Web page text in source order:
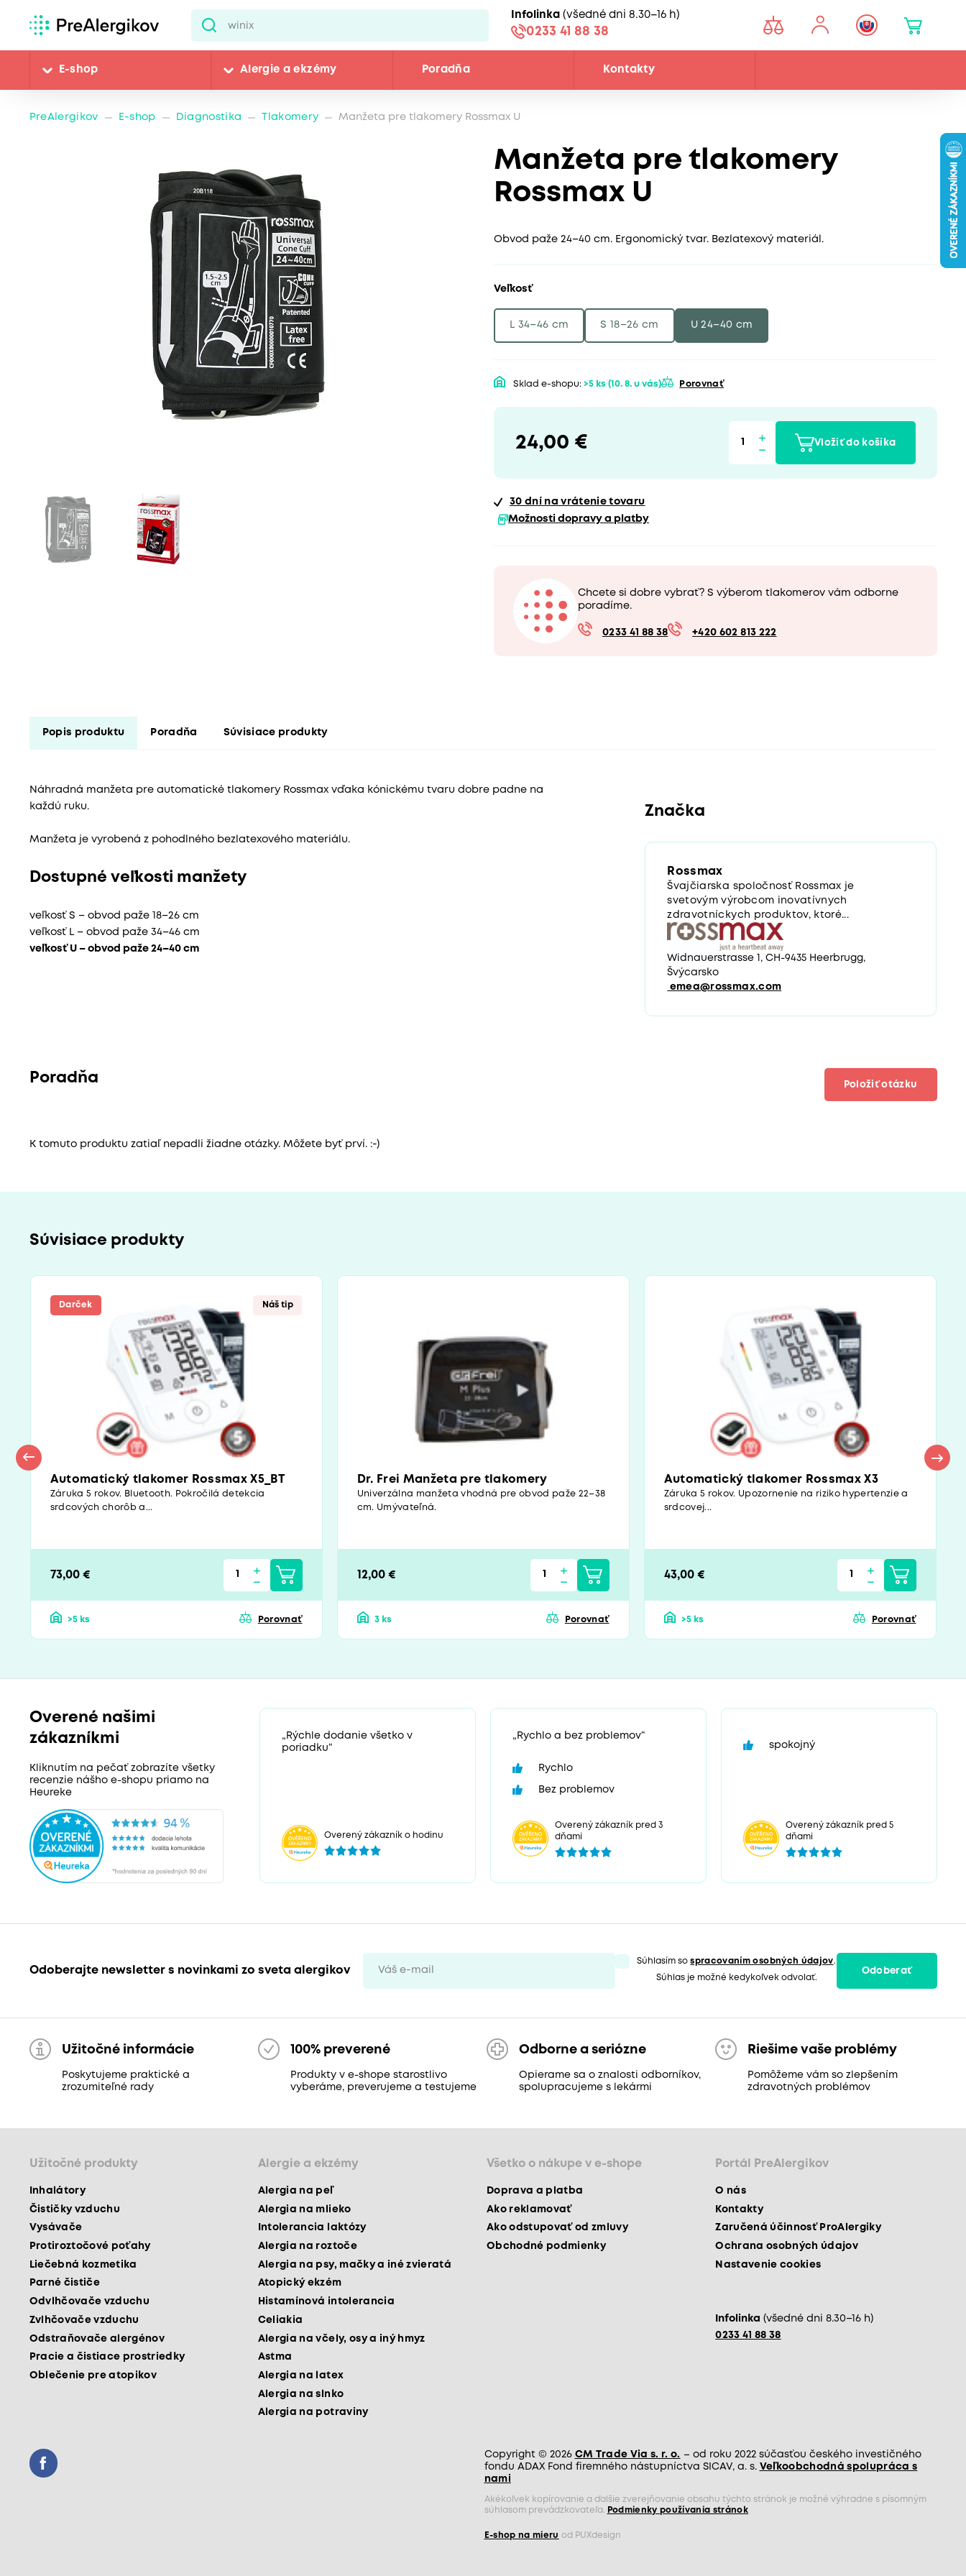
Infolinka (všedné dni 8.30–16 h)
0233 41 88 38
E-shop Alergie a ekzémy Poradňa Kontakty
PreAlergikov E-shop Diagnostika Tlakomery Manžeta pre tlakomery Rossmax U
Manžeta pre tlakomery
Rossmax U
Obvod paže 24–40 cm. Ergonomický tvar. Bezlatexový materiál.
Veľkosť
L 34–46 cm S 18–26 cm U 24–40 cm
Sklad e-shopu: >5 ks (10. 8. u vás) Porovnať
24,00 € Vložiť do košíka
30 dní na vrátenie tovaru
Možnosti dopravy a platby
Chcete si dobre vybrať? S výberom tlakomerov vám odborne
poradíme.
0233 41 88 38 +420 602 813 222
Popis produktu Poradňa Súvisiace produkty
Náhradná manžeta pre automatické tlakomery Rossmax vďaka kónickému tvaru dobre padne na
každú ruku.
Manžeta je vyrobená z pohodlného bezlatexového materiálu.
Dostupné veľkosti manžety
veľkosť S – obvod paže 18–26 cm
veľkosť L – obvod paže 34–46 cm
veľkosť U – obvod paže 24–40 cm
Značka
Rossmax
Švajčiarska spoločnosť Rossmax je
svetovým výrobcom inovatívnych
zdravotníckych produktov, ktoré...
Widnauerstrasse 1, CH-9435 Heerbrugg,
Švýcarsko
emea@rossmax.com
Poradňa Položiť otázku
K tomuto produktu zatiaľ nepadli žiadne otázky. Môžete byť prví. :-)
Súvisiace produkty
Darček Náš tip
Automatický tlakomer Rossmax X5_BT
Záruka 5 rokov. Bluetooth. Pokročilá detekcia
srdcových chorôb a...
73,00 €
>5 ks Porovnať
Dr. Frei Manžeta pre tlakomery
Univerzálna manžeta vhodná pre obvod paže 22–38
cm. Umývateľná.
12,00 €
3 ks Porovnať
Automatický tlakomer Rossmax X3
Záruka 5 rokov. Upozornenie na riziko hypertenzie a
srdcovej...
43,00 €
>5 ks Porovnať
Overené našimi
zákazníkmi
Kliknutím na pečať zobrazíte všetky
recenzie nášho e-shopu priamo na
Heureke
„Rýchle dodanie všetko v
poriadku“
Overený zákazník o hodinu
„Rychlo a bez problemov“
Rychlo
Bez problemov
Overený zákazník pred 3
dňami
spokojný
Overený zákazník pred 5
dňami
Odoberajte newsletter s novinkami zo sveta alergikov
Súhlasím sospracovaním osobných údajov.
Súhlas je možné kedykoľvek odvolať.
Odoberať
Užitočné informácie
Poskytujeme praktické a
zrozumiteľné rady
100% preverené
Produkty v e-shope starostlivo
vyberáme, preverujeme a testujeme
Odborne a seriózne
Opierame sa o znalosti odborníkov,
spolupracujeme s lekármi
Riešime vaše problémy
Pomôžeme vám so zlepšením
zdravotných problémov
Užitočné produkty
Inhalátory
Čističky vzduchu
Vysávače
Protiroztočové poťahy
Liečebná kozmetika
Parné čističe
Odvlhčovače vzduchu
Zvlhčovače vzduchu
Odstraňovače alergénov
Pracie a čistiace prostriedky
Oblečenie pre atopikov
Alergie a ekzémy
Alergia na peľ
Alergia na mlieko
Intolerancia laktózy
Alergia na roztoče
Alergia na psy, mačky a iné zvieratá
Atopický ekzém
Histamínová intolerancia
Celiakia
Alergia na včely, osy a iný hmyz
Astma
Alergia na latex
Alergia na slnko
Alergia na potraviny
Všetko o nákupe v e-shope
Doprava a platba
Ako reklamovať
Ako odstupovať od zmluvy
Obchodné podmienky
Portál PreAlergikov
O nás
Kontakty
Zaručená účinnosť ProAlergiky
Ochrana osobných údajov
Nastavenie cookies
Infolinka (všedné dni 8.30–16 h)
0233 41 88 38
Copyright © 2026 CM Trade Via s. r. o. – od roku 2022 súčasťou českého investičného
fondu ADAX Fond firemného nástupníctva SICAV, a. s. Veľkoobchodná spolupráca s
nami
Akékoľvek kopírovanie a ďalšie zverejňovanie obsahu týchto stránok je možné výhradne s písomným
súhlasom prevádzkovateľa.
Podmienky používania stránok
E-shop na mieru od PUXdesign